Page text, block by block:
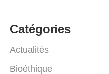
Catégories
Actualités
Bioéthique